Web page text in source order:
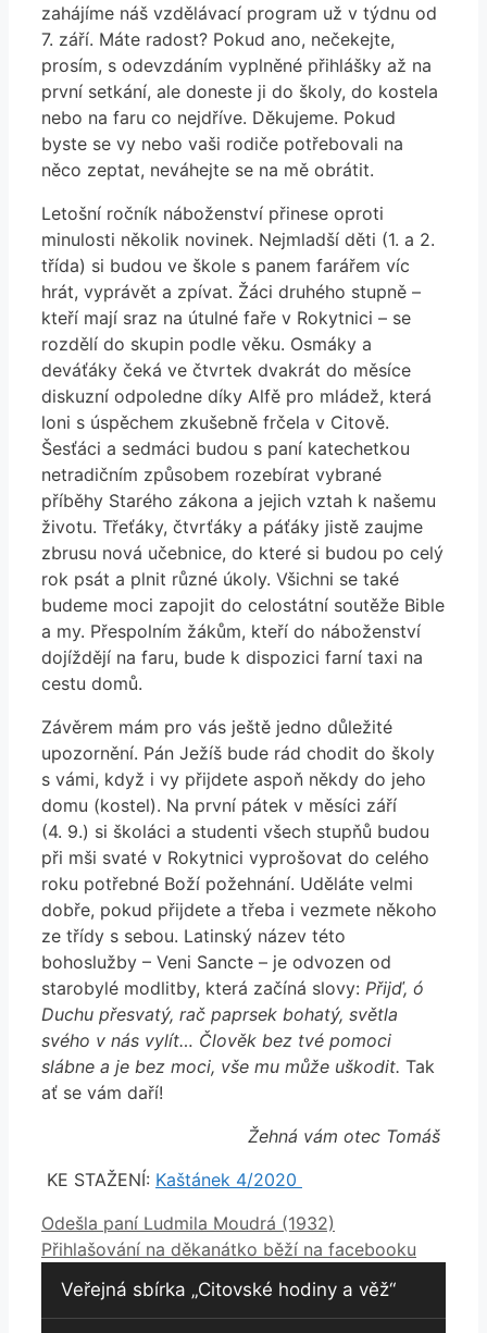
zahájíme náš vzdělávací program už v týdnu od
7. září. Máte radost? Pokud ano, nečekejte,
prosím, s odevzdáním vyplněné přihlášky až na
první setkání, ale doneste ji do školy, do kostela
nebo na faru co nejdříve. Děkujeme. Pokud
byste se vy nebo vaši rodiče potřebovali na
něco zeptat, neváhejte se na mě obrátit.
Letošní ročník náboženství přinese oproti
minulosti několik novinek. Nejmladší děti (1. a 2.
třída) si budou ve škole s panem farářem víc
hrát, vyprávět a zpívat. Žáci druhého stupně –
kteří mají sraz na útulné faře v Rokytnici – se
rozdělí do skupin podle věku. Osmáky a
deváťáky čeká ve čtvrtek dvakrát do měsíce
diskuzní odpoledne díky Alfě pro mládež, která
loni s úspěchem zkušebně frčela v Citově.
Šesťáci a sedmáci budou s paní katechetkou
netradičním způsobem rozebírat vybrané
příběhy Starého zákona a jejich vztah k našemu
životu. Třeťáky, čtvrťáky a páťáky jistě zaujme
zbrusu nová učebnice, do které si budou po celý
rok psát a plnit různé úkoly. Všichni se také
budeme moci zapojit do celostátní soutěže Bible
a my. Přespolním žákům, kteří do náboženství
dojíždějí na faru, bude k dispozici farní taxi na
cestu domů.
Závěrem mám pro vás ještě jedno důležité
upozornění. Pán Ježíš bude rád chodit do školy
s vámi, když i vy přijdete aspoň někdy do jeho
domu (kostel). Na první pátek v měsíci září
(4. 9.) si školáci a studenti všech stupňů budou
při mši svaté v Rokytnici vyprošovat do celého
roku potřebné Boží požehnání. Uděláte velmi
dobře, pokud přijdete a třeba i vezmete někoho
ze třídy s sebou. Latinský název této
bohoslužby – Veni Sancte – je odvozen od
starobylé modlitby, která začíná slovy: Přijď, ó
Duchu přesvatý, rač paprsek bohatý, světla
svého v nás vylít… Člověk bez tvé pomoci
slábne a je bez moci, vše mu může uškodit. Tak
ať se vám daří!
Žehná vám otec Tomáš
KE STAŽENÍ: Kaštánek 4/2020
Odešla paní Ludmila Moudrá (1932)
Přihlašování na děkanátko běží na facebooku
Veřejná sbírka „Citovské hodiny a věž“